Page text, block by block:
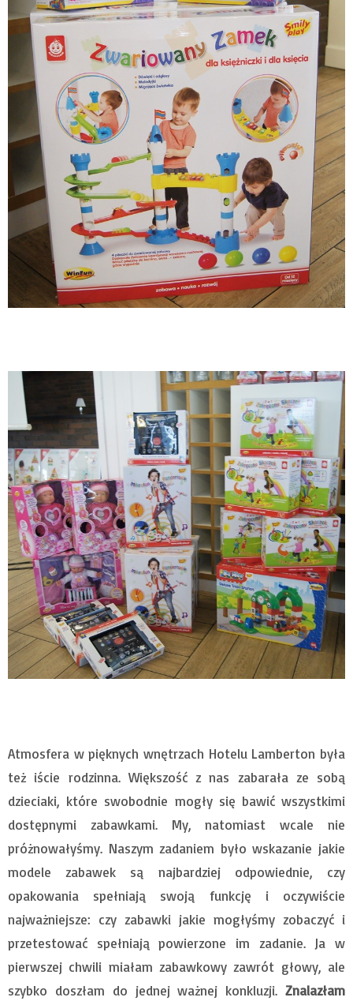
Atmosfera w pięknych wnętrzach Hotelu Lamberton była
też iście rodzinna. Większość z nas zabarała ze sobą
dzieciaki, które swobodnie mogły się bawić wszystkimi
dostępnymi zabawkami. My, natomiast wcale nie
próżnowałyśmy. Naszym zadaniem było wskazanie jakie
modele zabawek są najbardziej odpowiednie, czy
opakowania spełniają swoją funkcję i oczywiście
najważniejsze: czy zabawki jakie mogłyśmy zobaczyć i
przetestować spełniają powierzone im zadanie. Ja w
pierwszej chwili miałam zabawkowy zawrót głowy, ale
szybko doszłam do jednej ważnej konkluzji. Znalazłam